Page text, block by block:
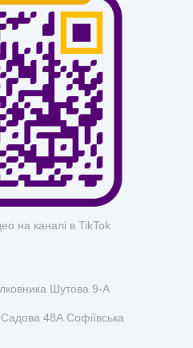
на каналі в TikTok
Шутова 9-А
48А Софіївська